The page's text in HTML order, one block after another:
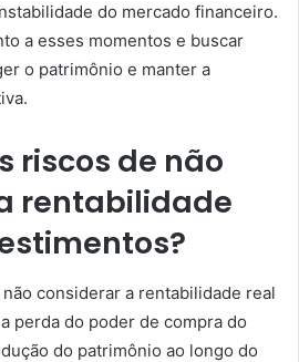
do mercado financeiro.
a esses momentos e buscar
o patrimônio e manter a
riscos de não
rentabilidade
considerar a rentabilidade real
perda do poder de compra do
do patrimônio ao longo do